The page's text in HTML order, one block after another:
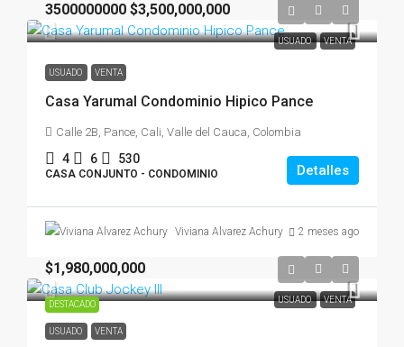
USUADO VENTA
3500000000 $3,500,000,000
USUADO VENTA
Casa Yarumal Condominio Hipico Pance
Calle 2B, Pance, Cali, Valle del Cauca, Colombia
4 6 530
CASA CONJUNTO - CONDOMINIO Detalles
Viviana Alvarez Achury 2 meses ago
DESTACADO USUADO VENTA
$1,980,000,000
USUADO VENTA